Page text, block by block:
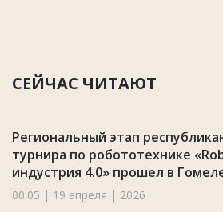
СЕЙЧАС ЧИТАЮТ
Региональный этап
турнира по робототехнике
индустрия 4.0» прошел в
00:05 | 19 апреля | 2026